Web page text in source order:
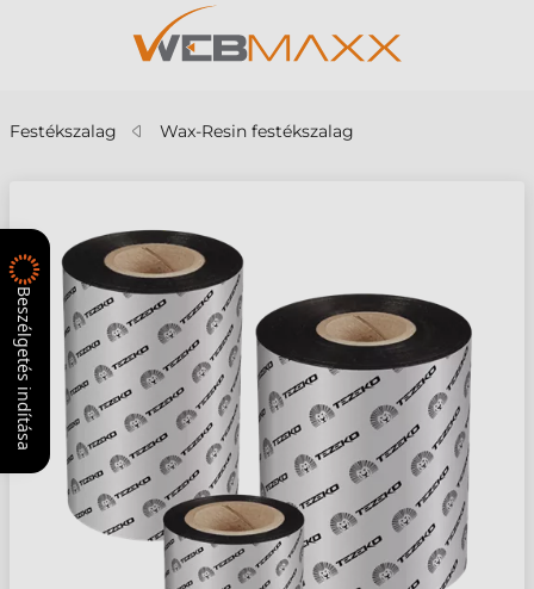
Festékszalag Wax-Resin festékszalag
Beszélgetés indítása